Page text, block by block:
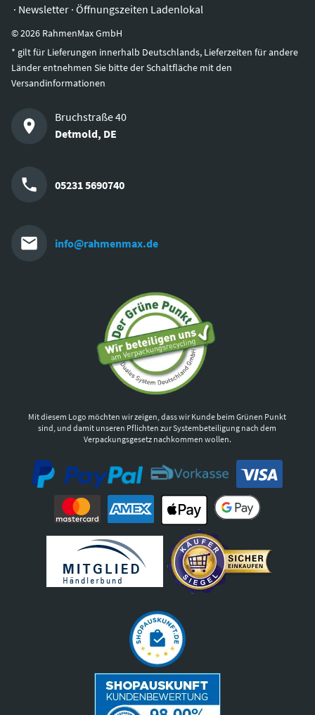
· Newsletter · Öffnungszeiten Ladenlokal
©2026 RahmenMax GmbH
* gilt für Lieferungen innerhalb Deutschlands, Lieferzeiten für andere
Länder entnehmen Sie bitte der Schaltfläche mit den
Versandinformationen
Bruchstraße 40
Detmold, DE
05231 5690740
info@rahmenmax.de
Mit diesem Logo möchten wir zeigen, dass wir Kunde beim Grünen Punkt
sind, und damit unseren Pflichten zur Systembeteiligung nach dem
Verpackungsgesetz nachkommen wollen.